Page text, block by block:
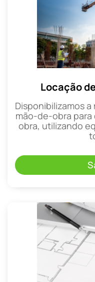
Locação
Disponibilizamos
mão-de-obra
obra, utilizando